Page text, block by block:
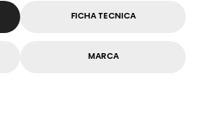
FICHA TECNICA
MARCA